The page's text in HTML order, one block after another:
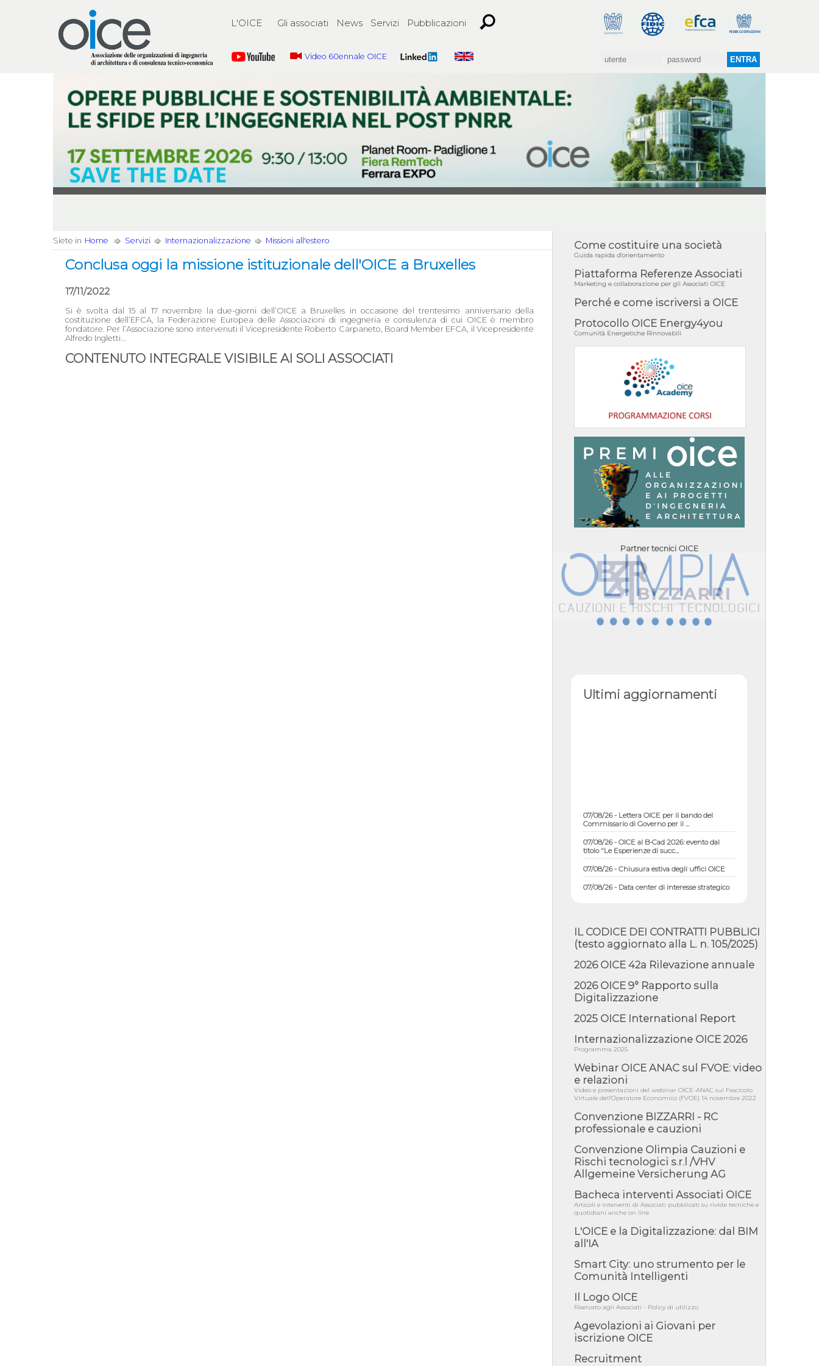
L'OICE Gli associati News Servizi Pubblicazioni
Video 60ennale OICE
Siete in Home Servizi Internazionalizzazione Missioni all'estero
Conclusa oggi la missione istituzionale dell'OICE a Bruxelles
17/11/2022
Si è svolta dal 15 al 17 novembre la due-giorni dell’OICE a Bruxelles in occasione del trentesimo anniversario della
costituzione dell’EFCA, la Federazione Europea delle Associazioni di ingegneria e consulenza di cui OICE è membro
fondatore. Per l’Associazione sono intervenuti il Vicepresidente Roberto Carpaneto, Board Member EFCA, il Vicepresidente
Alfredo Ingletti...
CONTENUTO INTEGRALE VISIBILE AI SOLI ASSOCIATI
Come costituire una società
Guida rapida d'orientamento
Piattaforma Referenze Associati
Marketing e collaborazione per gli Associati OICE
Perché e come iscriversi a OICE
Protocollo OICE Energy4you
Comunità Energetiche Rinnovabili
Partner tecnici OICE
Ultimi aggiornamenti
Commissario di Governo per il ...
07/08/26 - OICE al B-Cad 2026: evento dal
titolo "Le Esperienze di succ...
07/08/26 - Chiusura estiva degli uffici OICE
07/08/26 - Data center di interesse strategico
nazionale; interventi pe...
07/08/26 - Ponte sullo Stretto di Messina:
deliberata la sussistenza di...
07/08/26 - Tunnel Brennero, dal Cipess via
libera al quinto lotto costr...
06/08/26 - Istat, produzione industriale in calo
dell'1% a giugno, su a...
06/08/26 - Dal 3 agosto in vigore l'obbligo di
energie rinnovabili con ...
06/08/26 - DL PA approvato in Cdm:
contributi per riqualificazione sism...
06/08/26 - CdM: approvato il d.lgs. di
adeguamento all’AI Act in mate...
06/08/26 - DDL delegazione europea in Cdm
per recepimento norme UE in m...
05/08/26 - DL Infrastrutture e PNRR è legge:
approvata oggi la fiducia...
05/08/26 - Focus OICE sul DDL di riforma
della responsabilità amminist...
05/08/26 - Anac: pubblicata la Relazione
illustrativa al Bando tipo 2 s...
05/08/26 - SAVE THE DATE: Assemblea
Pubblica Confindustria Professioni ...
05/08/26 - Successo OICE per il bando della
Città metropolitana di Reg...
Giunta Regionale della Campa...
04/08/26 - DL PA: previste cancellazioni da
04/08/26 - International Sustainable
04/08/26 - CdS, project financing: progetto di
fattibilità da impugnar...
04/08/26 - Rapporto Anac corruzione 2020-
IL CODICE DEI CONTRATTI PUBBLICI
(testo aggiornato alla L. n. 105/2025)
2026 OICE 42a Rilevazione annuale
2026 OICE 9° Rapporto sulla
Digitalizzazione
2025 OICE International Report
Internazionalizzazione OICE 2026
Programma 2025
Webinar OICE ANAC sul FVOE: video
e relazioni
Video e presentazioni del webinar OICE-ANAC sul Fascicolo
Virtuale dell'Operatore Economico (FVOE) 14 novembre 2022
Convenzione BIZZARRI - RC
professionale e cauzioni
Convenzione Olimpia Cauzioni e
Rischi tecnologici s.r.l /VHV
Allgemeine Versicherung AG
Bacheca interventi Associati OICE
Articoli e interventi di Associati pubblicati su riviste tecniche e
quotidiani anche on line
L'OICE e la Digitalizzazione: dal BIM
all'IA
Smart City: uno strumento per le
Comunità Intelligenti
Il Logo OICE
Riservato agli Associati - Policy di utilizzo
Agevolazioni ai Giovani per
iscrizione OICE
Recruitment